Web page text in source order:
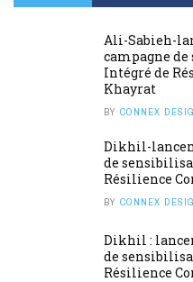
Ali-Sabieh-
campagne
Intégré de
Khayrat
BY CONNEX
Dikhil-
de
Résilience
BY CONNEX
Dikhil :
de
Résilience